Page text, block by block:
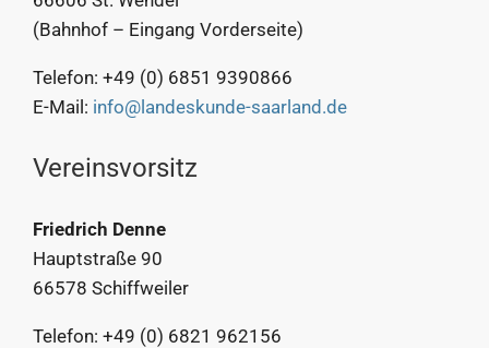
(Bahnhof – Eingang Vorderseite)
Telefon: +49 (0) 6851 9390866
E-Mail: info@landeskunde-saarland.de
Vereinsvorsitz
Friedrich Denne
Hauptstraße 90
66578 Schiffweiler
Telefon: +49 (0) 6821 962156